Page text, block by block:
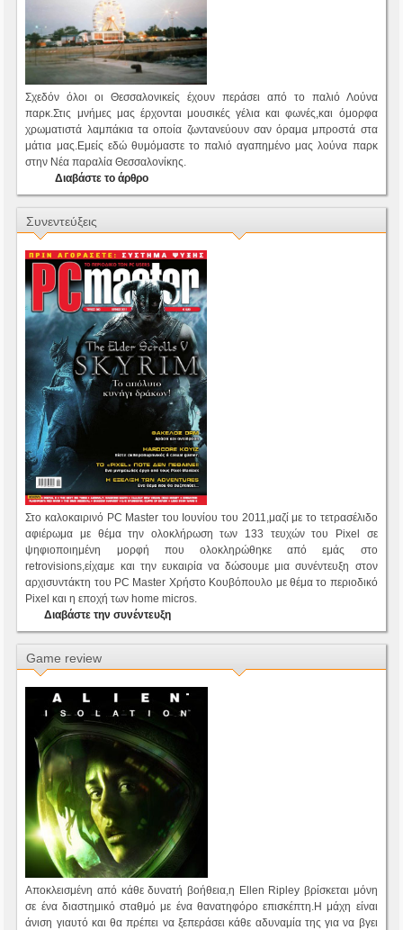
Σχεδόν όλοι οι Θεσσαλονικείς έχουν περάσει από το παλιό Λούνα
παρκ.Στις μνήμες μας έρχονται μουσικές γέλια και φωνές,και όμορφα
χρωματιστά λαμπάκια τα οποία ζωντανεύουν σαν όραμα μπροστά στα
μάτια μας.Εμείς εδώ θυμόμαστε το παλιό αγαπημένο μας λούνα παρκ
στην Νέα παραλία Θεσσαλονίκης.
Διαβάστε το άρθρο
Συνεντεύξεις
Στο καλοκαιρινό PC Master του Ιουνίου του 2011,μαζί με το τετρασέλιδο
αφιέρωμα με θέμα την ολοκλήρωση των 133 τευχών του Pixel σε
ψηφιοποιημένη μορφή που ολοκληρώθηκε από εμάς στο
retrovisions,είχαμε και την ευκαιρία να δώσουμε μια συνέντευξη στον
αρχισυντάκτη του PC Master Χρήστο Κουβόπουλο με θέμα το περιοδικό
Pixel και η εποχή των home micros.
Διαβάστε την συνέντευξη
Game review
Αποκλεισμένη από κάθε δυνατή βοήθεια,η Ellen Ripley βρίσκεται μόνη
σε ένα διαστημικό σταθμό με ένα θανατηφόρο επισκέπτη.Η μάχη είναι
άνιση γιαυτό και θα πρέπει να ξεπεράσει κάθε αδυναμία της για να βγει